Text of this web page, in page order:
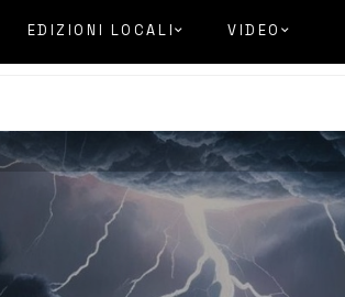
EDIZIONI LOCALI VIDEO